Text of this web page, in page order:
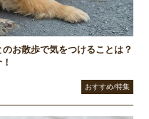
お散歩で気をつけることは？
おすすめ/特集